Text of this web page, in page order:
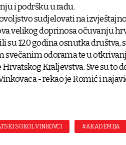
i podršku u radu.
sudjelovati na
velikog doprinosa očuvanju
su 120 godina osnutka
odorama te u
Hrvatskog Kraljevstva. Sve su to
- rekao je Romić i
SOKOL VINKOVCI #AKADEMIJA